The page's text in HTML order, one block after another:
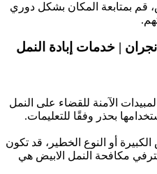
قم بمتابعة المكان بشكل دوري
| خدمات إبادة النمل
الآمنة للقضاء على النمل
بحذر وفقًا للتعليمات.
أو النوع الخطير، قد تكون
مكافحة النمل الابيض هي